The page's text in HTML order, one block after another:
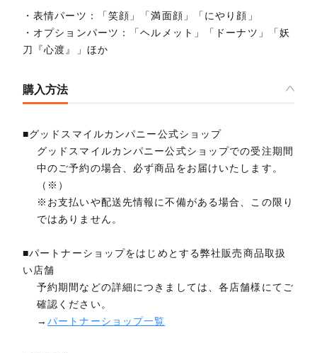
・表情パーツ：「笑顔」「満面顔」「にやり顔」
・オプションパーツ：「ヘルメット」「ドーナツ」「妖
刀『心渡』」ほか
購入方法
■グッドスマイルカンパニー公式ショップ
グッドスマイルカンパニー公式ショップでの受注期間
中のご予約の場合、必ず商品をお届けいたします。
（※）
※お支払いや配送先情報に不備がある場合、この限り
ではありません。
■パートナーショップをはじめとする弊社販売商品取扱
い店舗
予約期間などの詳細につきましては、各店舗様にてご
確認ください。
→パートナーショップ一覧